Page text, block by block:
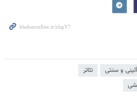
و سنتی
تئاتر